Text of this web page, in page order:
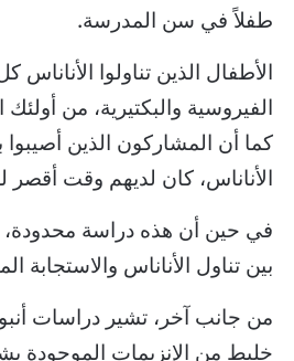
طفلاً في سن المدرسة.
الأطفال الذين تناولوا الأناناس
الفيروسية والبكتيرية، من أولئك
كما أن المشاركون الذين
الأناناس، كان لديهم وقت
في حين أن هذه دراسة محدودة،
بين تناول الأناناس والاستجابة
من جانب آخر، تشير دراسات
خليط من الإنزيمات الموجودة